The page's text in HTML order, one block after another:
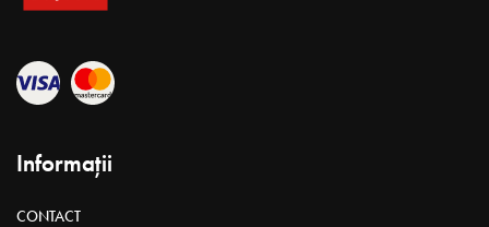
Informații
CONTACT